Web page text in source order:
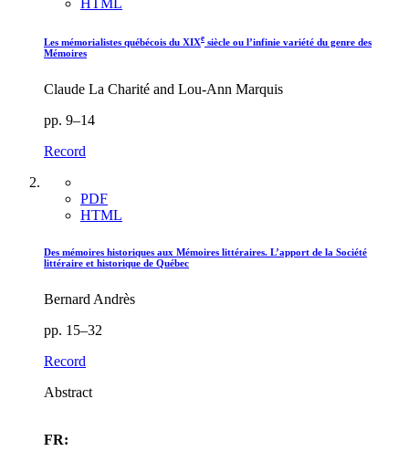
Les mémorialistes québécois du XIXe siècle ou l’infinie variété du genre des
Mémoires
Claude La Charité and Lou-Ann Marquis
pp. 9–14
Record
PDF
HTML
Des mémoires historiques aux Mémoires littéraires. L’apport de la Société
littéraire et historique de Québec
Bernard Andrès
pp. 15–32
Record
Abstract
FR: